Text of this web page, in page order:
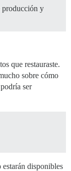
producción y
que restauraste.
sobre cómo
ser
estarán disponibles